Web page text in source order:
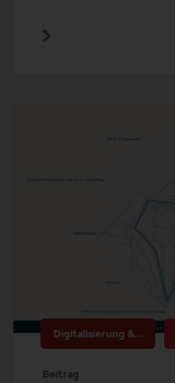
Digitalisierung & Innovation
Beitrag